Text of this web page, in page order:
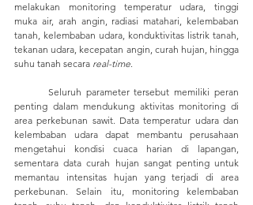
melakukan monitoring temperatur udara, tinggi
muka air, arah angin, radiasi matahari, kelembaban
tanah, kelembaban udara, konduktivitas listrik tanah,
tekanan udara, kecepatan angin, curah hujan, hingga
suhu tanah secara real-time.
penting dalam mendukung aktivitas monitoring di
area perkebunan sawit. Data temperatur udara dan
kelembaban udara dapat membantu perusahaan
mengetahui kondisi cuaca harian di lapangan,
sementara data curah hujan sangat penting untuk
memantau intensitas hujan yang terjadi di area
perkebunan. Selain itu, monitoring kelembaban